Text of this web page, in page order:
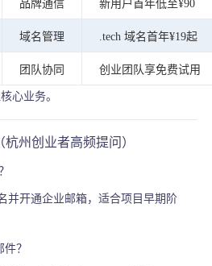
品牌通信 新用户首年低至¥90
域名管理 .tech 域名首年¥19起
团队协同 创业团队享免费试用
心业务。
州创业者高频提问）
并开通企业邮箱，适合项目早期阶
？